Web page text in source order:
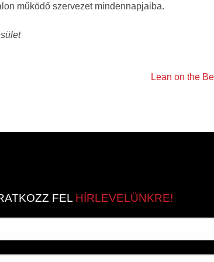
működő szervezet mindennapjaiba.
Lean on the
FEL HÍRLEVELÜNKRE!